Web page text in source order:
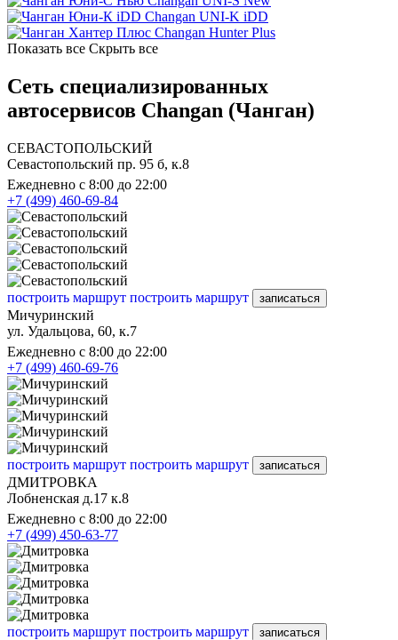
Changan UNI-K iDD
Changan Hunter Plus
Показать все Скрыть все
Сеть специализированных
автосервисов Changan (Чанган)
СЕВАСТОПОЛЬСКИЙ
Севастопольский пр. 95 б, к.8
Ежедневно с 8:00 до 22:00
+7 (499) 460-69-84
построить маршрут построить маршрут записаться
Мичуринский
ул. Удальцова, 60, к.7
Ежедневно с 8:00 до 22:00
+7 (499) 460-69-76
построить маршрут построить маршрут записаться
ДМИТРОВКА
Лобненская д.17 к.8
Ежедневно с 8:00 до 22:00
+7 (499) 450-63-77
построить маршрут построить маршрут записаться